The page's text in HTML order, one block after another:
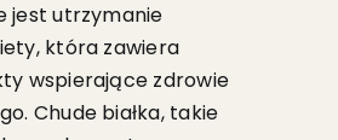
jest utrzymanie
która zawiera
wspierające zdrowie
Chude białka, takie